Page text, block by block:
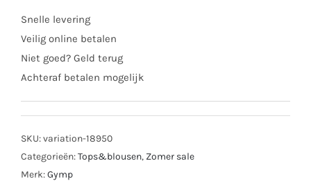
Snelle levering
Veilig online betalen
Niet goed? Geld terug
Achteraf betalen mogelijk
SKU:variation-18950
Categorieën:Tops&blousen, Zomer sale
Merk:Gymp